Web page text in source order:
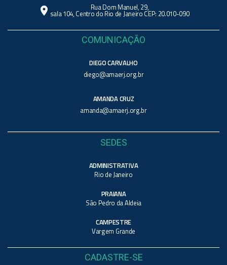
location_on Rua Dom Manuel, 29,
sala 104, Centro do Rio de Janeiro CEP: 20.010-090
COMUNICAÇÃO
DIEGO CARVALHO
diego@amaerj.org.br
AMANDA CRUZ
amanda@amaerj.org.br
SEDES
ADMINISTRATIVA
Rio de Janeiro
PRAIANA
São Pedro da Aldeia
CAMPESTRE
Vargem Grande
CADASTRE-SE